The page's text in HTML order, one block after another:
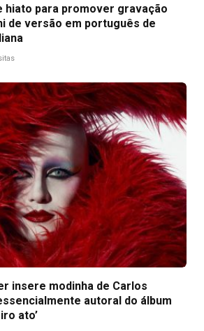
hiato para promover gravação
de versão em português de
insere modinha de Carlos
autoral do álbum
ato’